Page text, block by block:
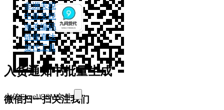
微信扫一扫关注我们
非洲关税
中亚关税
海关编码
链接直达
货代工具
入货通知书批量生成
上传Excel/CSV文件